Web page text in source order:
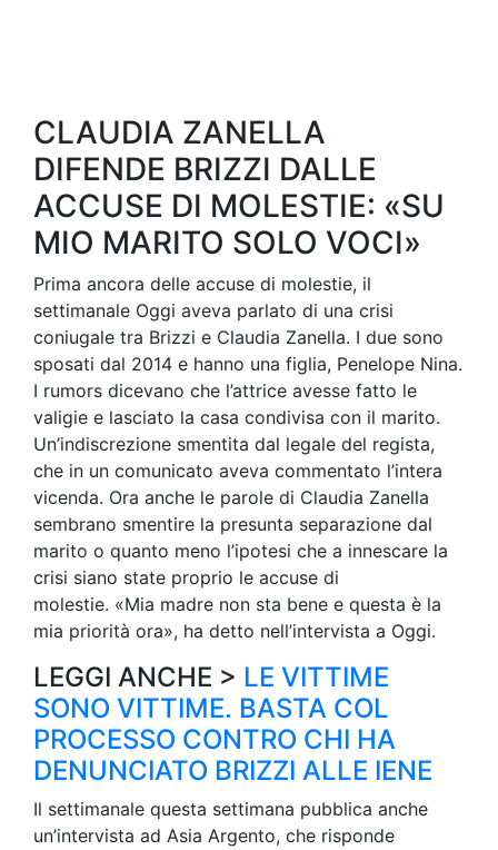
CLAUDIA ZANELLA
DIFENDE BRIZZI DALLE
ACCUSE DI MOLESTIE: «SU
MIO MARITO SOLO VOCI»
Prima ancora delle accuse di molestie, il
settimanale Oggi aveva parlato di una crisi
coniugale tra Brizzi e Claudia Zanella. I due sono
sposati dal 2014 e hanno una figlia, Penelope Nina.
I rumors dicevano che l’attrice avesse fatto le
valigie e lasciato la casa condivisa con il marito.
Un’indiscrezione smentita dal legale del regista,
che in un comunicato aveva commentato l’intera
vicenda. Ora anche le parole di Claudia Zanella
sembrano smentire la presunta separazione dal
marito o quanto meno l’ipotesi che a innescare la
crisi siano state proprio le accuse di
molestie. «Mia madre non sta bene e questa è la
mia priorità ora», ha detto nell’intervista a Oggi.
LEGGI ANCHE > LE VITTIME
SONO VITTIME. BASTA COL
PROCESSO CONTRO CHI HA
DENUNCIATO BRIZZI ALLE IENE
Il settimanale questa settimana pubblica anche
un’intervista ad Asia Argento, che risponde